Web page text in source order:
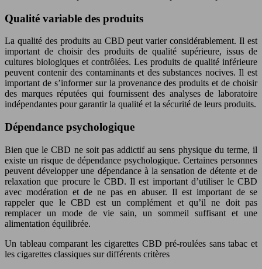
Qualité variable des produits
La qualité des produits au CBD peut varier considérablement. Il est
important de choisir des produits de qualité supérieure, issus de
cultures biologiques et contrôlées. Les produits de qualité inférieure
peuvent contenir des contaminants et des substances nocives. Il est
important de s’informer sur la provenance des produits et de choisir
des marques réputées qui fournissent des analyses de laboratoire
indépendantes pour garantir la qualité et la sécurité de leurs produits.
Dépendance psychologique
Bien que le CBD ne soit pas addictif au sens physique du terme, il
existe un risque de dépendance psychologique. Certaines personnes
peuvent développer une dépendance à la sensation de détente et de
relaxation que procure le CBD. Il est important d’utiliser le CBD
avec modération et de ne pas en abuser. Il est important de se
rappeler que le CBD est un complément et qu’il ne doit pas
remplacer un mode de vie sain, un sommeil suffisant et une
alimentation équilibrée.
Un tableau comparant les cigarettes CBD pré-roulées sans tabac et
les cigarettes classiques sur différents critères